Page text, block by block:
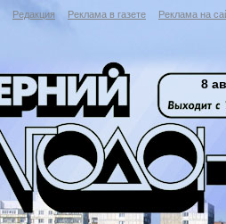
Редакция Реклама в газете Реклама на
8